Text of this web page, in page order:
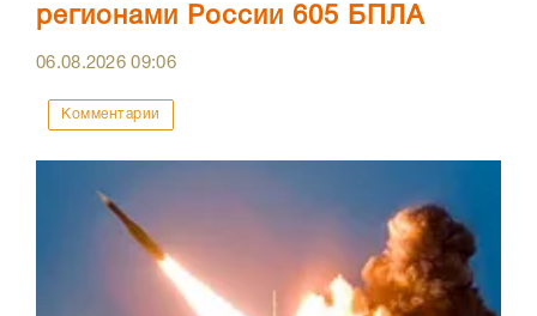
регионами России 605 БПЛА
06.08.202609:06
Комментарии